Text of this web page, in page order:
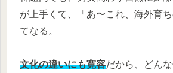
が上手くて、「あ〜これ、海外育
てなる。
文化の違いにも寛容だから、どん